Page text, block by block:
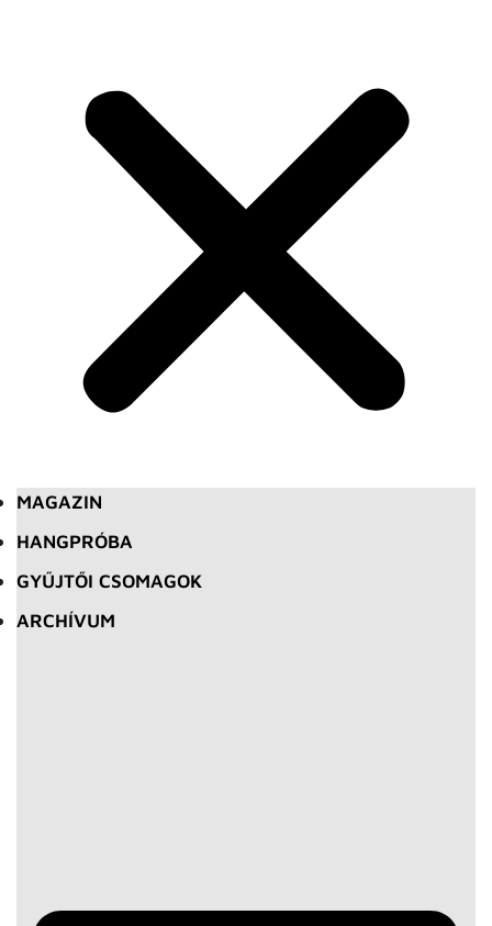
MAGAZIN
HANGPRÓBA
GYŰJTŐI CSOMAGOK
ARCHÍVUM